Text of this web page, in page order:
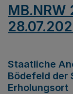
MB.NRW
Staatliche
Bödefeld der
Erholungsort